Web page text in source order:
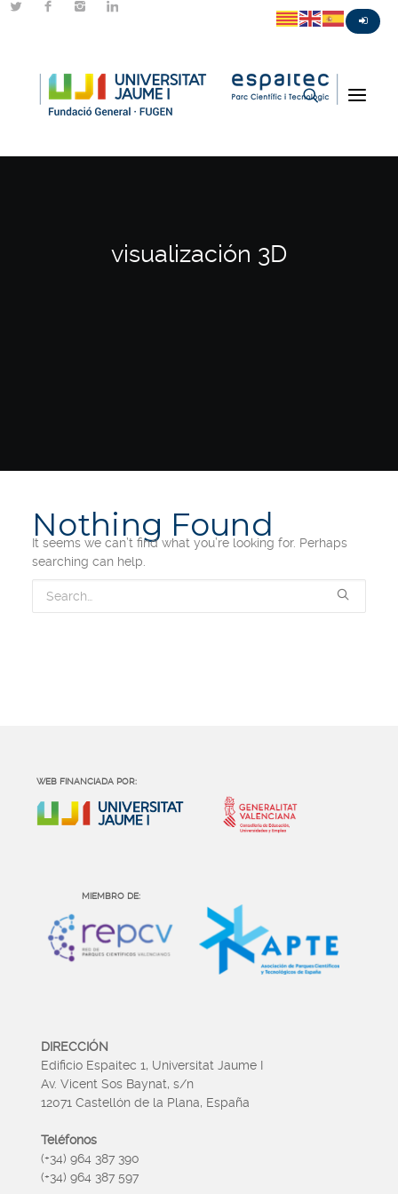
visualización 3D
Nothing Found
It seems we can’t find what you’re looking for. Perhaps
searching can help.
WEB FINANCIADA POR:
MIEMBRO DE:
DIRECCIÓN
Edificio Espaitec 1, Universitat Jaume I
Av. Vicent Sos Baynat, s/n
12071 Castellón de la Plana, España
Teléfonos
(+34) 964 387 390
(+34) 964 387 597